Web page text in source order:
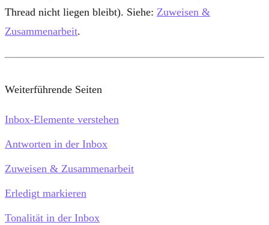
Thread nicht liegen bleibt). Siehe: Zuweisen &
Zusammenarbeit.
Weiterführende Seiten
Inbox-Elemente verstehen
Antworten in der Inbox
Zuweisen & Zusammenarbeit
Erledigt markieren
Tonalität in der Inbox